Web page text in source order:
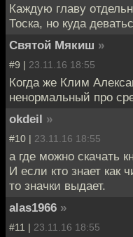
Каждую главу
Тоска, но куда
Святой Мякиш »
#9 | 23.11.16 18:55
Когда же Клим
ненормальный про
okdeil »
#10 | 23.11.16 18:55
а где можно скачать
И если кто знает как
то значки выдает.
alas1966 »
#11 | 23.11.16 18:55